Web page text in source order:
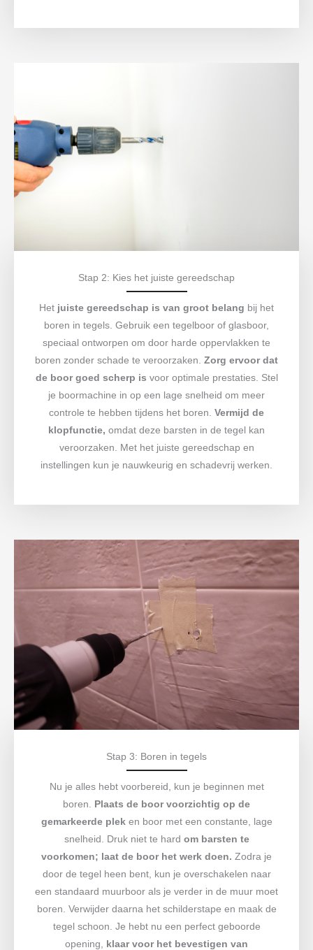
Stap 2: Kies het juiste gereedschap
Het juiste gereedschap is van groot belang bij het
boren in tegels. Gebruik een tegelboor of glasboor,
speciaal ontworpen om door harde oppervlakken te
boren zonder schade te veroorzaken. Zorg ervoor dat
de boor goed scherp is voor optimale prestaties. Stel
je boormachine in op een lage snelheid om meer
controle te hebben tijdens het boren. Vermijd de
klopfunctie, omdat deze barsten in de tegel kan
veroorzaken. Met het juiste gereedschap en
instellingen kun je nauwkeurig en schadevrij werken.
Stap 3: Boren in tegels
Nu je alles hebt voorbereid, kun je beginnen met
boren.
Plaats de boor voorzichtig op de
gemarkeerde pleken boor met een constante, lage
snelheid. Druk niet te hard om barsten te
voorkomen; laat de boor het werk doen. Zodra je
door de tegel heen bent, kun je overschakelen naar
een standaard muurboor als je verder in de muur moet
boren. Verwijder daarna het schilderstape en maak de
tegel schoon. Je hebt nu een perfect geboorde
opening,
klaar voor het bevestigen van